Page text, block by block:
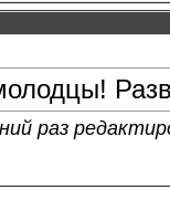
раз